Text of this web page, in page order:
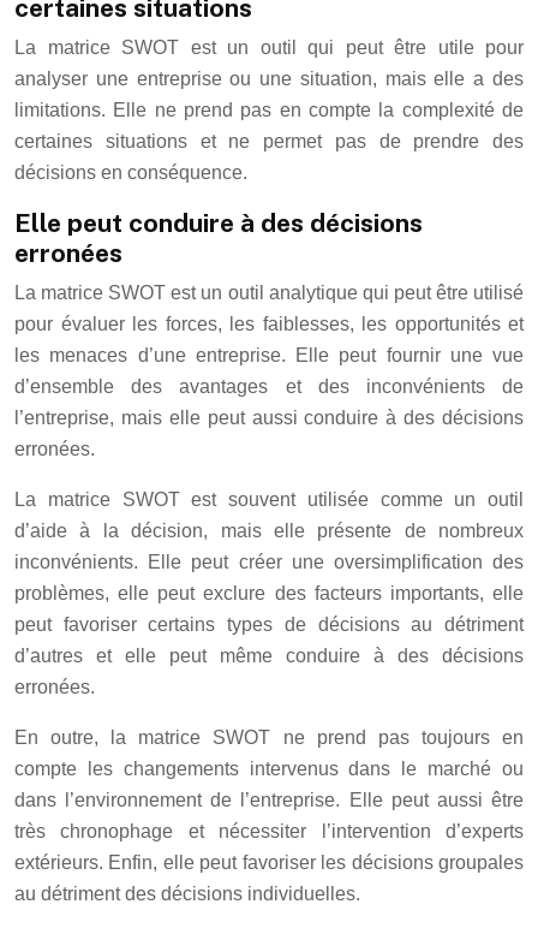
certaines situations
La matrice SWOT est un outil qui peut être utile pour
analyser une entreprise ou une situation, mais elle a des
limitations. Elle ne prend pas en compte la complexité de
certaines situations et ne permet pas de prendre des
décisions en conséquence.
Elle peut conduire à des décisions
erronées
La matrice SWOT est un outil analytique qui peut être utilisé
pour évaluer les forces, les faiblesses, les opportunités et
les menaces d’une entreprise. Elle peut fournir une vue
d’ensemble des avantages et des inconvénients de
l’entreprise, mais elle peut aussi conduire à des décisions
erronées.
La matrice SWOT est souvent utilisée comme un outil
d’aide à la décision, mais elle présente de nombreux
inconvénients. Elle peut créer une oversimplification des
problèmes, elle peut exclure des facteurs importants, elle
peut favoriser certains types de décisions au détriment
d’autres et elle peut même conduire à des décisions
erronées.
En outre, la matrice SWOT ne prend pas toujours en
compte les changements intervenus dans le marché ou
dans l’environnement de l’entreprise. Elle peut aussi être
très chronophage et nécessiter l’intervention d’experts
extérieurs. Enfin, elle peut favoriser les décisions groupales
au détriment des décisions individuelles.